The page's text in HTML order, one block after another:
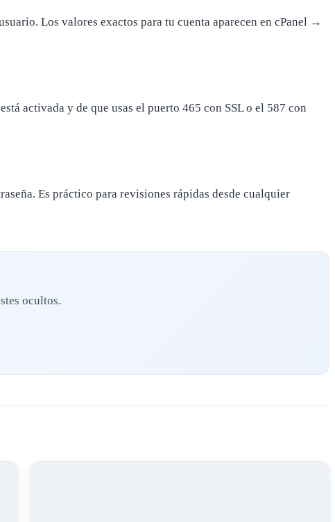
Los valores exactos para tu cuenta aparecen en cPanel →
activada y de que usas el puerto 465 con SSL o el 587 con
Es práctico para revisiones rápidas desde cualquier
ocultos.